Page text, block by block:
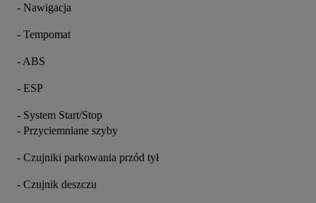
- Nawigacja
- Tempomat
- ABS
- ESP
- System Start/Stop
- Przyciemniane szyby
- Czujniki parkowania przód tył
- Czujnik deszczu